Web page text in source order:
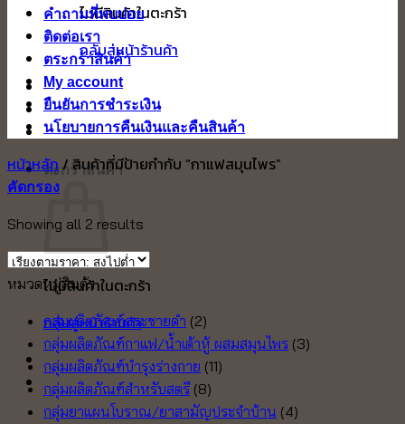
ไม่มีสินค้าในตะกร้า
กลับสู่หน้าร้านค้า
ตะกร้าสินค้า
ไม่มีสินค้าในตะกร้า
กลับสู่หน้าร้านค้า
คำถามที่พบบ่อย
ติดต่อเรา
ตระกร้าสินค้า
My account
ยืนยันการชำระเงิน
นโยบายการคืนเงินและคืนสินค้า
หน้าหลัก/สินค้าที่มีป้ายกำกับ “กาแฟสมุนไพร”
คัดกรอง
Showing all 2 results
price:
high
to
low
หมวดหมู่สินค้า
กลุ่มผลิตภัณฑ์กระชายดำ (2)
กลุ่มผลิตภัณฑ์กาแฟ/น้ำเต้าหู้ ผสมสมุนไพร (3)
กลุ่มผลิตภัณฑ์บำรุงร่างกาย (11)
กลุ่มผลิตภัณฑ์สำหรับสตรี (8)
กลุ่มยาแผนโบราณ/ยาสามัญประจำบ้าน (4)